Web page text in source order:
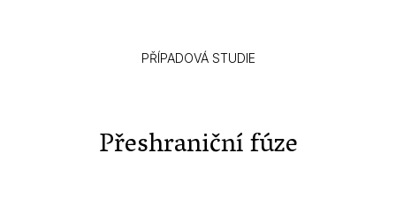
PŘÍPADOVÁ STUDIE
Přeshraniční fúze